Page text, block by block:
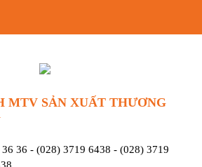
MTV SẢN XUẤT THƯƠNG
36 - (028) 3719 6438 - (028) 3719